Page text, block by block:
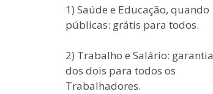
1) Saúde e Educação, quando
públicas: grátis para todos.
2) Trabalho e Salário: garantia
dos dois para todos os
Trabalhadores.